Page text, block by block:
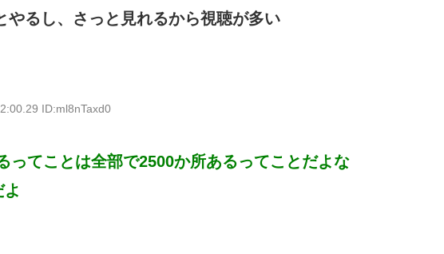
やるし、さっと見れるから視聴が多い
ID:ml8nTaxd0
ってことは全部で2500か所あるってことだよな